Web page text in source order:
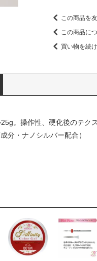
この商品を
この商品に
買い物を続
。操作性、硬化後のテク
分・ナノシルバー配合）